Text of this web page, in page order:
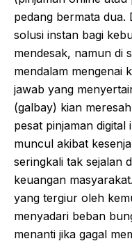
pedang bermata dua.
solusi instan bagi
mendesak, namun di
mendalam mengenai
jawab yang
(galbay) kian
pesat pinjaman digital
muncul akibat
seringkali tak sejalan
keuangan
yang tergiur oleh
menyadari beban
menanti jika gagal